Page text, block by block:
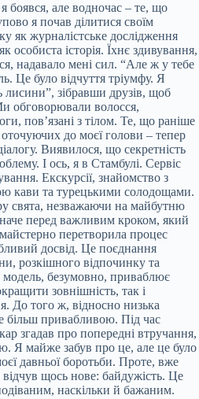
боявся, але водночас – те, що
я почав ділитися своїм
як журналістське дослідження
особиста історія. Їхнє здивування,
надавало мені сил. “Але ж у тебе
Це було відчуття тріумфу. Я
лисини”, зібравши друзів, щоб
обговорювали волосся,
пов’язані з тілом. Те, що раніше
до моєї голови – тепер
Виявилося, що секретність
І ось, я в Стамбулі. Сервіс
Екскурсії, знайомство з
кави та турецькими солодощами.
свята, незважаючи на майбутню
перед важливим кроком, який
перетворила процес
досвід. Це поєднання
розкішного відпочинку та
безумовно, приваблює
зовнішність, так і
До того ж, відносно низька
більш привабливою. Під час
згадав про попередні втручання,
Я майже забув про це, але це було
давньої боротьби. Проте, вже
відчув щось нове: байдужість. Це
наскільки й бажаним.